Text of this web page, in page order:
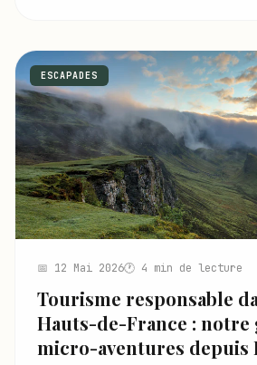
ESCAPADES
📅 12 Mai 2026🕐 4 min de lecture
Tourisme responsable
Hauts-de-France : notre
micro-aventures depuis